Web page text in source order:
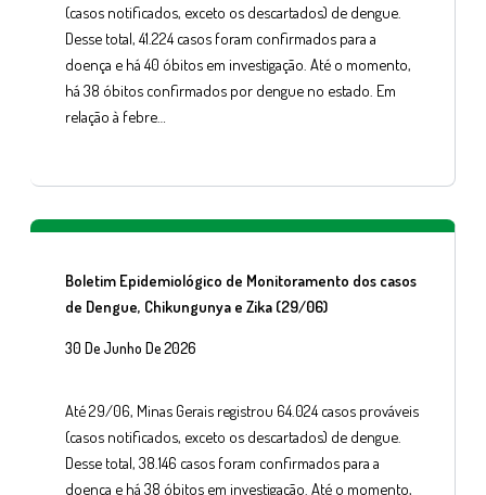
(casos notificados, exceto os descartados) de dengue.
Desse total, 41.224 casos foram confirmados para a
doença e há 40 óbitos em investigação. Até o momento,
há 38 óbitos confirmados por dengue no estado. Em
relação à febre…
Boletim Epidemiológico de Monitoramento dos casos
de Dengue, Chikungunya e Zika (29/06)
30 De Junho De 2026
Até 29/06, Minas Gerais registrou 64.024 casos prováveis
(casos notificados, exceto os descartados) de dengue.
Desse total, 38.146 casos foram confirmados para a
doença e há 38 óbitos em investigação. Até o momento,